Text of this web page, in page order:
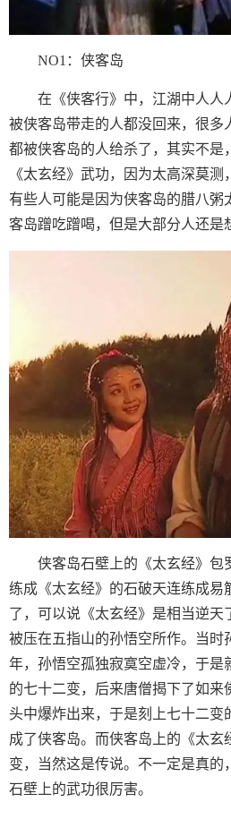
NO1：侠客岛
在《侠客行》中，江湖中人人
被侠客岛带走的人都没回来，很多
都被侠客岛的人给杀了，其实不是
《太玄经》武功，因为太高深莫测
有些人可能是因为侠客岛的腊八粥
客岛蹭吃蹭喝，但是大部分人还是
侠客岛石壁上的《太玄经》包
练成《太玄经》的石破天连练成易
了，可以说《太玄经》是相当逆天
被压在五指山的孙悟空所作。当时
年，孙悟空孤独寂寞空虚冷，于是
的七十二变，后来唐僧揭下了如来
头中爆炸出来，于是刻上七十二变
成了侠客岛。而侠客岛上的《太玄
变，当然这是传说。不一定是真的
石壁上的武功很厉害。